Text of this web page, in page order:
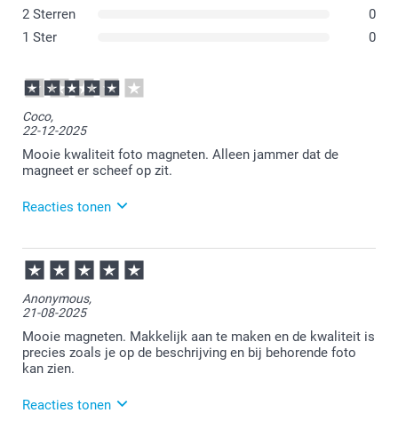
vierkant van 6,6 cm op 6,6 cm
Staand van 8,8 cm hoog op 6,6 cm breed
2 Sterren
0
1 Ster
0
Coco,
22-12-2025
Mooie kwaliteit foto magneten. Alleen jammer dat de
magneet er scheef op zit.
Reacties tonen
23-12-2025
12:51
Bedankt voor je review. Wat jammer om te horen dat
je bestelling niet geheel naar wens is ontvangen. We
hebben je een mailtje gestuurd om met je mee te
kijken naar een passende oplossing.
Anonymous,
21-08-2025
Mooie magneten. Makkelijk aan te maken en de kwaliteit is
precies zoals je op de beschrijving en bij behorende foto
kan zien.
Reacties tonen